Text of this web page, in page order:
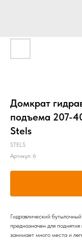
Домкрат
подъема 207-
Stels
STELS
Артикул: 6
Гидравлический
предназначен для
занимает много места и